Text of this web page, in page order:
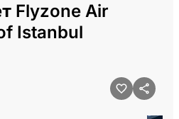
Flyzone Air
Istanbul